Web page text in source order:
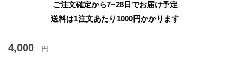
ご注文確定から7~28日でお届け予定
送料は1注文あたり 1000円かかります
4,000 円